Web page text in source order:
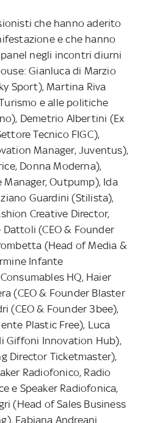
che hanno aderito
e che hanno
negli incontri diurni
Gianluca di Marzio
Sport), Martina Riva
e alle politiche
Demetrio Albertini (Ex
Tecnico FIGC),
Manager, Juventus),
Donna Moderna),
Outpump), Ida
Guardini (Stilista),
Creative Director,
(CEO & Founder
(Head of Media &
Infante
HQ, Haier
(CEO & Founder Blaster
(CEO & Founder 3bee),
Plastic Free), Luca
Giffoni Innovation Hub),
Director Ticketmaster),
Radiofonico, Radio
e Speaker Radiofonica,
(Head of Sales Business
Fabiana Andreani